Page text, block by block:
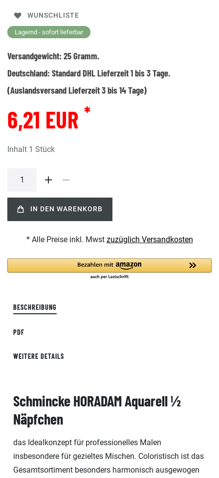
WUNSCHLISTE
Lagernd - sofort lieferbar
Versandgewicht: 25Gramm.
Deutschland: Standard DHL Lieferzeit 1 bis 3 Tage.
(Auslandsversand Lieferzeit 3 bis 14 Tage)
6,21 EUR *
Inhalt 1 Stück
IN DEN WARENKORB
* Alle Preise inkl. Mwst zuzüglich Versandkosten
BESCHREIBUNG
PDF
WEITERE DETAILS
Schmincke HORADAM Aquarell ½
Näpfchen
das Idealkonzept für professionelles Malen
insbesondere für gezieltes Mischen. Coloristisch ist das
Gesamtsortiment besonders harmonisch ausgewogen